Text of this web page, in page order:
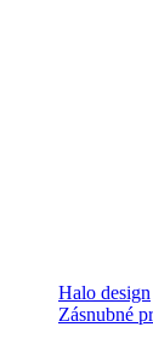
Halo design
Zásnubné